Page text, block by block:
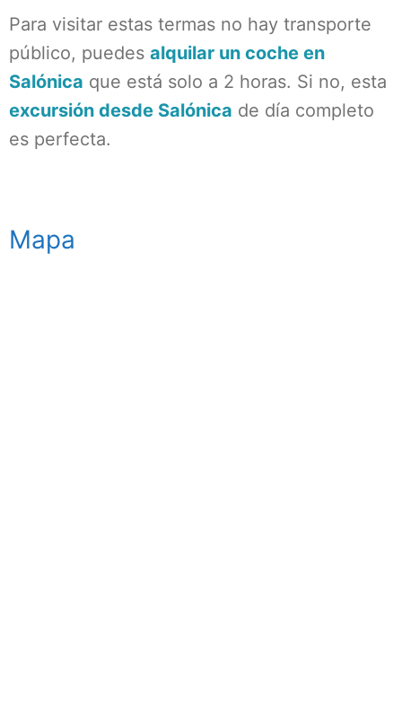
Para visitar estas termas no hay transporte
público, puedes alquilar un coche en
Salónica que está solo a 2 horas. Si no, esta
excursión desde Salónica de día completo
es perfecta.
Mapa